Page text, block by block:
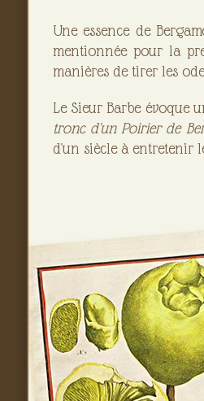
Une essence de
mentionnée pour la
manières de tirer les
Le Sieur Barbe évoque
tronc d'un Poirier de
d'un siècle à entretenir